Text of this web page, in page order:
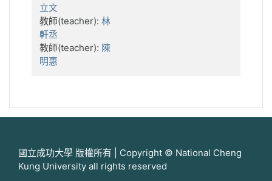
立文
教師(teacher): 林
軒丞
教師(teacher): 陳
明惠
國立成功大學 版權所有 | Copyright © National Cheng
Kung University all rights reserved